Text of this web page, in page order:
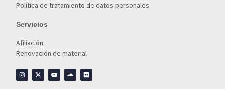
Política de tratamiento de datos personales
Servicios
Afiliación
Renovación de material